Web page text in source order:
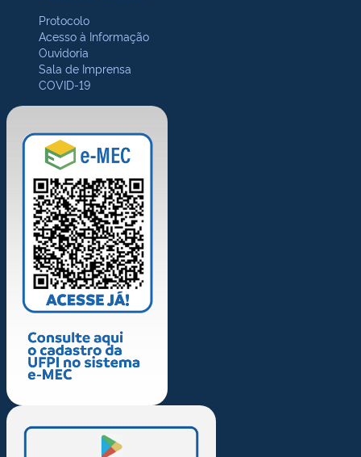
Protocolo
Acesso à Informação
Ouvidoria
Sala de Imprensa
COVID-19